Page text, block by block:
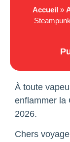
Accueil »
À toute
enflammer la
2026.
Chers